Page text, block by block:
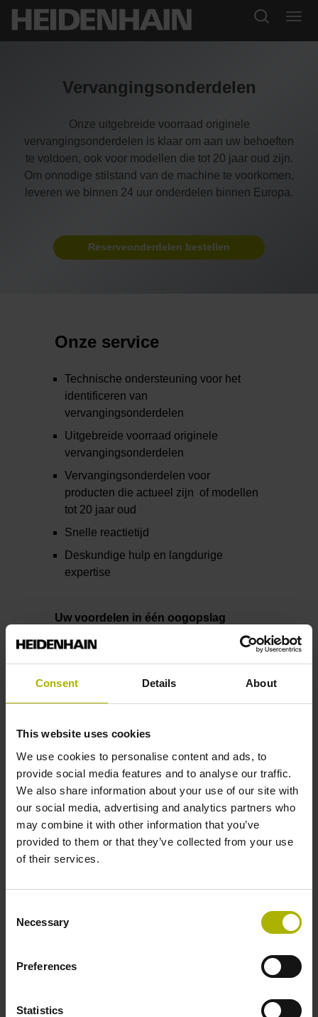
Consent Details About
This website uses cookies
We use cookies to personalise content and ads, to
provide social media features and to analyse our traffic.
We also share information about your use of our site with
our social media, advertising and analytics partners who
may combine it with other information that you’ve
provided to them or that they’ve collected from your use
of their services.
Selection
Necessary
Preferences
Statistics
Vervangingsonderdelen
Onze uitgebreide voorraad originele
vervangingsonderdelen is klaar om aan uw behoeften
te voldoen, ook voor modellen die tot 20 jaar oud zijn.
Om onnodige stilstand van de machine te voorkomen,
leveren we binnen 24 uur onderdelen binnen Europa.
Reserveonderdelen bestellen
Onze service
Technische ondersteuning voor het
identificeren van
vervangingsonderdelen
Uitgebreide voorraad originele
vervangingsonderdelen
Vervangingsonderdelen voor
producten die actueel zijn of modellen
tot 20 jaar oud
Snelle reactietijd
Deskundige hulp en langdurige
expertise
Uw voordelen in één oogopslag
Originele reserveonderdelen van
HEIDENHAIN
Korte levertijden
Expreslevering binnen 24 uur in
Europa
Aanvullende service-overeenkomsten
Verlenging van de garantieperiode met
Inzet van personeel aan een machine